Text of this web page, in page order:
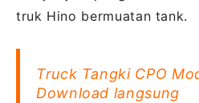
truk Hino bermuatan tank.
Truck Tangki CPO
Download langsung